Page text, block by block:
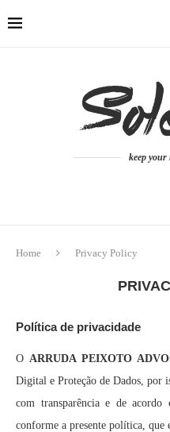
keep your
Home Privacy Policy
Política de privacidade
O ARRUDA PEIXOTO
Digital e Proteção de Dados, por
com transparência e de acordo
conforme a presente política, que